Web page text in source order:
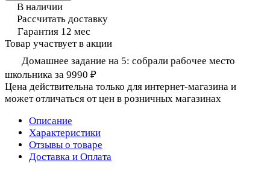
В наличии
Рассчитать доставку
Гарантия 12 мес
Товар участвует в акции
Домашнее задание на 5: собрали рабочее место
школьника за 9990 ₽
Цена действительна только для интернет-магазина и
может отличаться от цен в розничных магазинах
Описание
Характеристики
Отзывы о товаре
Доставка и Оплата